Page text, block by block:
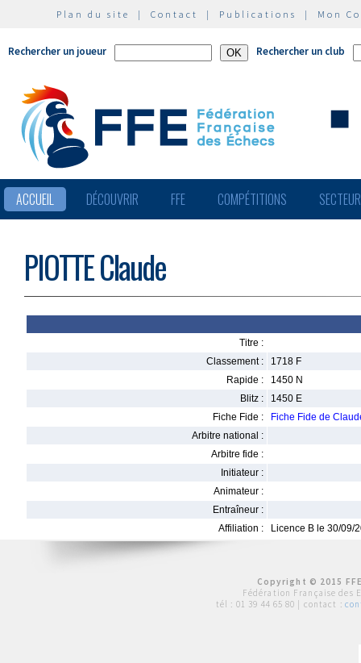
Plan du site | Contact | Publications | Mon
Rechercher un joueur Rechercher un club
ACCUEIL DÉCOUVRIR FFE COMPÉTITIONS
PIOTTE Claude
Titre :
Classement :
1718 F
Rapide :
1450 N
Blitz :
1450 E
Fiche Fide :
Fiche Fide de
Arbitre national :
Arbitre fide :
Initiateur :
Animateur :
Entraîneur :
Affiliation :
Licence B le 30/09/
Copyright © 2015
Fédération Française des
tél : 01 39 44 65 80 | contact :